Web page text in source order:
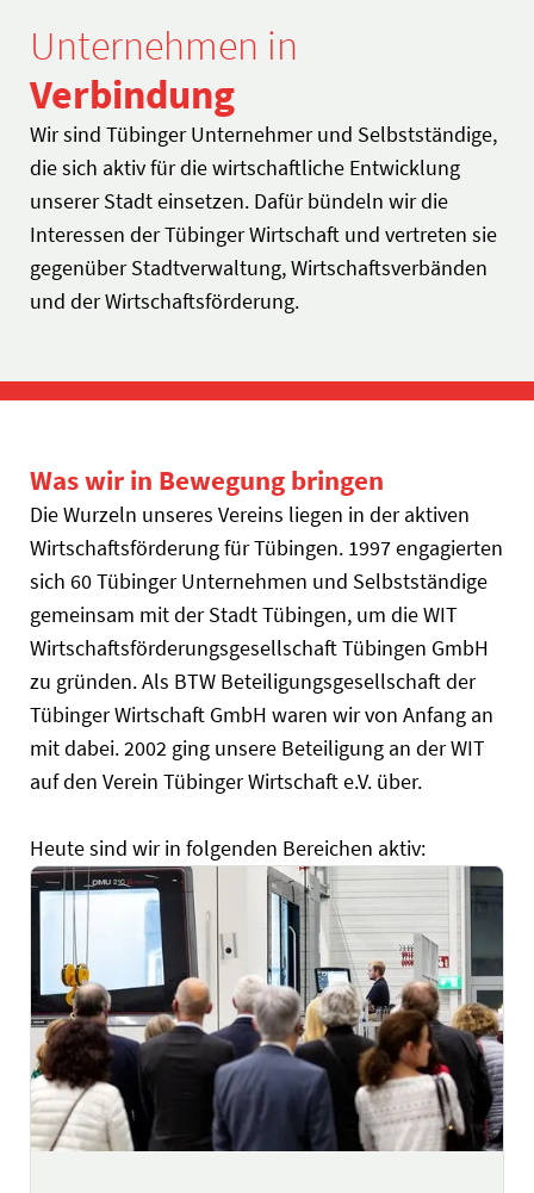
Unternehmen in
Verbindung
Wir sind Tübinger Unternehmer und Selbstständige,
die sich aktiv für die wirtschaftliche Entwicklung
unserer Stadt einsetzen. Dafür bündeln wir die
Interessen der Tübinger Wirtschaft und vertreten sie
gegenüber Stadtverwaltung, Wirtschaftsverbänden
und der Wirtschaftsförderung.
Was wir in Bewegung bringen
Die Wurzeln unseres Vereins liegen in der aktiven
Wirtschaftsförderung für Tübingen. 1997 engagierten
sich 60 Tübinger Unternehmen und Selbstständige
gemeinsam mit der Stadt Tübingen, um die WIT
Wirtschaftsförderungsgesellschaft Tübingen GmbH
zu gründen. Als BTW Beteiligungsgesellschaft der
Tübinger Wirtschaft GmbH waren wir von Anfang an
mit dabei. 2002 ging unsere Beteiligung an der WIT
auf den Verein Tübinger Wirtschaft e.V. über.
Heute sind wir in folgenden Bereichen aktiv: